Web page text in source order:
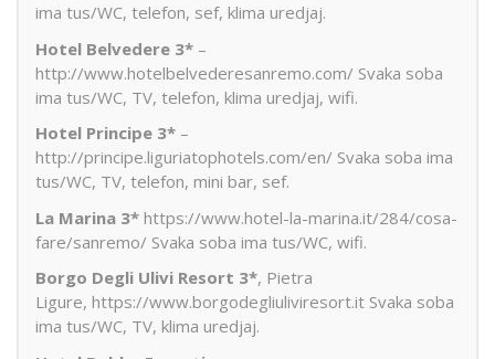
ima tus/WC, telefon, sef, klima uredjaj.
Hotel Belvedere 3* –
http://www.hotelbelvederesanremo.com/ Svaka soba
ima tus/WC, TV, telefon, klima uredjaj, wifi.
Hotel Principe 3* –
http://principe.liguriatophotels.com/en/ Svaka soba ima
tus/WC, TV, telefon, mini bar, sef.
La Marina 3* https://www.hotel-la-marina.it/284/cosa-
fare/sanremo/ Svaka soba ima tus/WC, wifi.
Borgo Degli Ulivi Resort 3*, Pietra
Ligure, https://www.borgodegliuliviresort.it Svaka soba
ima tus/WC, TV, klima uredjaj.